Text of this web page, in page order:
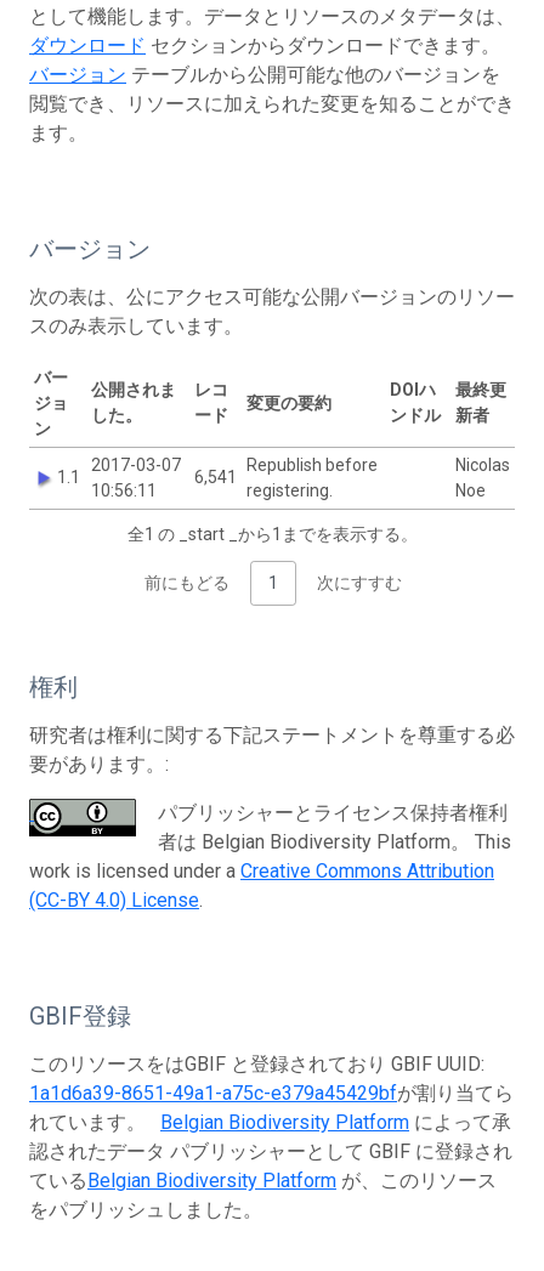
として機能します。データとリソースのメタデータは、
ダウンロード セクションからダウンロードできます。
バージョン テーブルから公開可能な他のバージョンを
閲覧でき、リソースに加えられた変更を知ることができ
ます。
バージョン
次の表は、公にアクセス可能な公開バージョンのリソー
スのみ表示しています。
バー
ジョ
ン
公開されま
した。
レコ
ード
変更の要約
DOIハ
ンドル
最終更
新者
1.1
2017-03-07
10:56:11
6,541
Republish before
registering.
Nicolas
Noe
全1 の _start _から1までを表示する。
前にもどる 1 次にすすむ
権利
研究者は権利に関する下記ステートメントを尊重する必
要があります。:
パブリッシャーとライセンス保持者権利
者は Belgian Biodiversity Platform。 This
work is licensed under a Creative Commons Attribution
(CC-BY 4.0) License.
GBIF登録
このリソースをはGBIF と登録されており GBIF UUID:
1a1d6a39-8651-49a1-a75c-e379a45429bfが割り当てら
れています。 Belgian Biodiversity Platform によって承
認されたデータ パブリッシャーとして GBIF に登録され
ているBelgian Biodiversity Platform が、このリソース
をパブリッシュしました。